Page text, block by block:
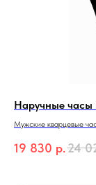
Наручные часы
Мужские кварцевые
Коллекция Combat
19 830 р.24